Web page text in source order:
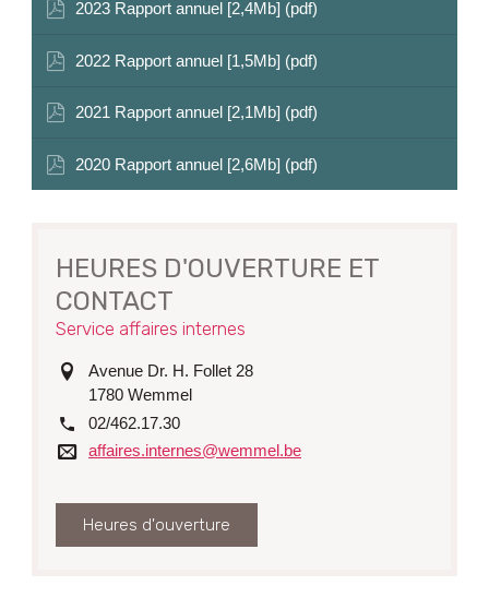
2023 Rapport annuel [2,4Mb] (pdf)
2022 Rapport annuel [1,5Mb] (pdf)
2021 Rapport annuel [2,1Mb] (pdf)
2020 Rapport annuel [2,6Mb] (pdf)
HEURES D'OUVERTURE ET
CONTACT
Service affaires internes
adresseAvenue Dr. H. Follet 28
1780 Wemmel
tél.
02/462.17.30
Courrielaffaires.internes@wemmel.be
Heures d'ouverture